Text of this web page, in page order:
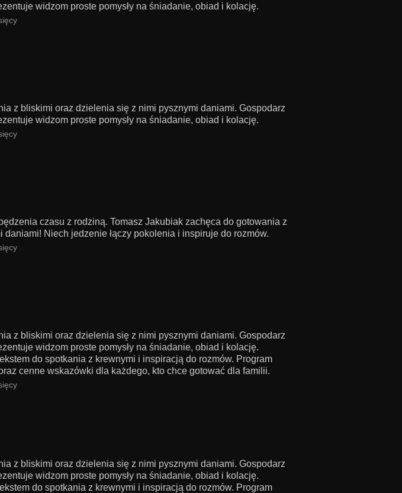
widzom proste pomysły na śniadanie, obiad i kolację.
z bliskimi oraz dzielenia się z nimi pysznymi daniami. Gospodarz
widzom proste pomysły na śniadanie, obiad i kolację.
czasu z rodziną. Tomasz Jakubiak zachęca do gotowania z
Niech jedzenie łączy pokolenia i inspiruje do rozmów.
z bliskimi oraz dzielenia się z nimi pysznymi daniami. Gospodarz
widzom proste pomysły na śniadanie, obiad i kolację.
do spotkania z krewnymi i inspiracją do rozmów. Program
cenne wskazówki dla każdego, kto chce gotować dla familii.
z bliskimi oraz dzielenia się z nimi pysznymi daniami. Gospodarz
widzom proste pomysły na śniadanie, obiad i kolację.
do spotkania z krewnymi i inspiracją do rozmów. Program